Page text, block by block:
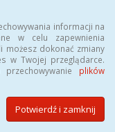
informacji na
w celu zapewnienia
możesz dokonać zmiany
w Twojej przeglądarce.
plików
Potwierdź i zamknij
Gostyninie